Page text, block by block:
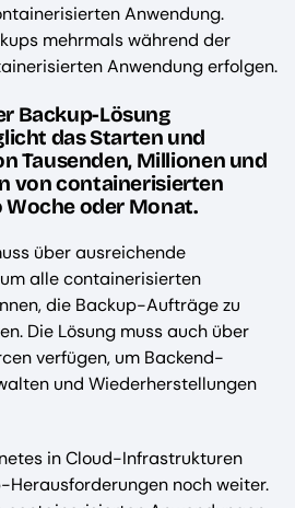
Anwendung.
mehrmals während der
Anwendung erfolgen.
Backup-Lösung
das Starten und
Tausenden, Millionen und
von containerisierten
oder Monat.
über ausreichende
alle containerisierten
die Backup-Aufträge zu
Die Lösung muss auch über
verfügen, um Backend-
und Wiederherstellungen
in Cloud-Infrastrukturen
noch weiter.